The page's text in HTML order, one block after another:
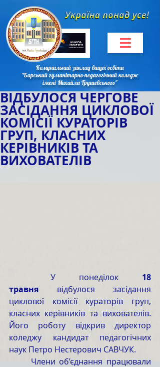
Комунальний заклад вищої освіти
"Барський гуманітарно-педагогічний коледж
імені Михайла Грушевського"
ВІДБУЛОСЯ ЧЕРГОВЕ
ЗАСІДАННЯ ЦИКЛОВОЇ
КОМІСІЇ КУРАТОРІВ
ГРУП, КЛАСНИХ
КЕРІВНИКІВ ТА
ВИХОВАТЕЛІВ
	У понеділок
18
травня відбулося засідання
циклової комісії кураторів груп,
класних керівників та вихователів.
Його роботу відкрив директор
коледжу кандидат педагогічних
наук Петро Нестерович САВЧУК.